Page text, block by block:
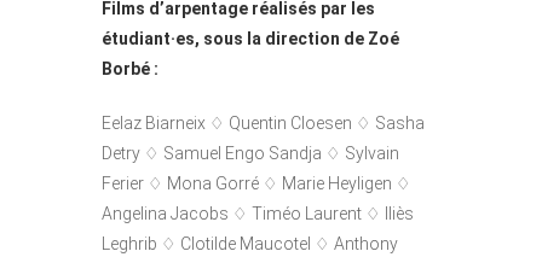
Films d’arpentage réalisés par les
étudiant·es, sous la direction de Zoé
Borbé :
Eelaz Biarneix ♢ Quentin Cloesen ♢ Sasha
Detry ♢ Samuel Engo Sandja ♢ Sylvain
Ferier ♢ Mona Gorré ♢ Marie Heyligen ♢
Angelina Jacobs ♢ Timéo Laurent ♢ Iliès
Leghrib ♢ Clotilde Maucotel ♢ Anthony